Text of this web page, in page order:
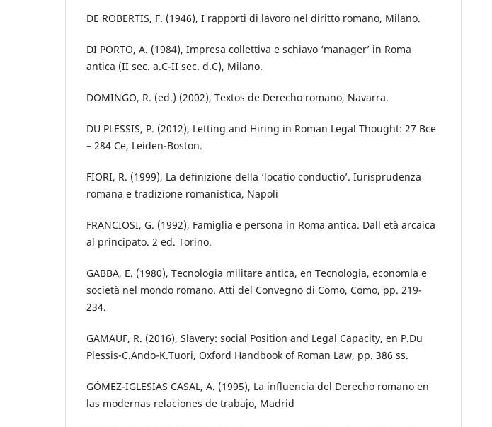
DE ROBERTIS, F. (1946), I rapporti di lavoro nel diritto romano, Milano.
DI PORTO, A. (1984), Impresa collettiva e schiavo ‘manager’ in Roma
antica (II sec. a.C-II sec. d.C), Milano.
DOMINGO, R. (ed.) (2002), Textos de Derecho romano, Navarra.
DU PLESSIS, P. (2012), Letting and Hiring in Roman Legal Thought: 27 Bce
– 284 Ce, Leiden-Boston.
FIORI, R. (1999), La definizione della ‘locatio conductio’. Iurisprudenza
romana e tradizione romanística, Napoli
FRANCIOSI, G. (1992), Famiglia e persona in Roma antica. Dall età arcaica
al principato. 2 ed. Torino.
GABBA, E. (1980), Tecnologia militare antica, en Tecnologia, economia e
società nel mondo romano. Atti del Convegno di Como, Como, pp. 219-
234.
GAMAUF, R. (2016), Slavery: social Position and Legal Capacity, en P.Du
Plessis-C.Ando-K.Tuori, Oxford Handbook of Roman Law, pp. 386 ss.
GÓMEZ-IGLESIAS CASAL, A. (1995), La influencia del Derecho romano en
las modernas relaciones de trabajo, Madrid